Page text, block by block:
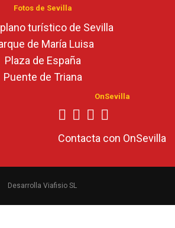
Fotos de Sevilla
turístico de Sevilla
de María Luisa
Plaza de España
Puente de Triana
OnSevilla
Contacta con OnSevilla
Desarrolla Viafisio SL